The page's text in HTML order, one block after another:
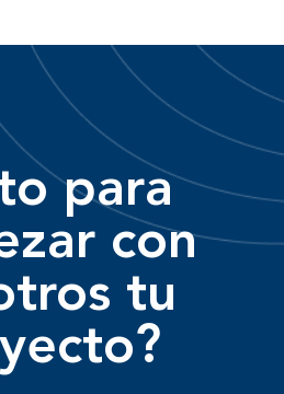
para
con
tu